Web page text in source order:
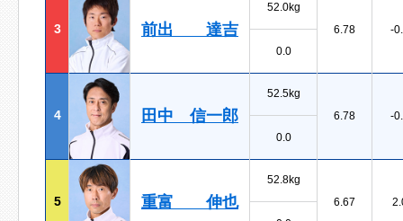
3 前出 達吉
52.0kg
6.78
-
0.0
4 田中 信一郎
52.5kg
6.78
-
0.0
5 重富 伸也
52.8kg
6.67